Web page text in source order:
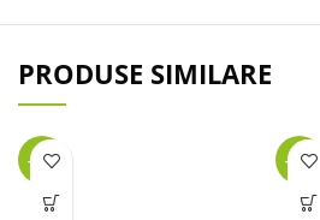
PRODUSE SIMILARE
-48% -47%